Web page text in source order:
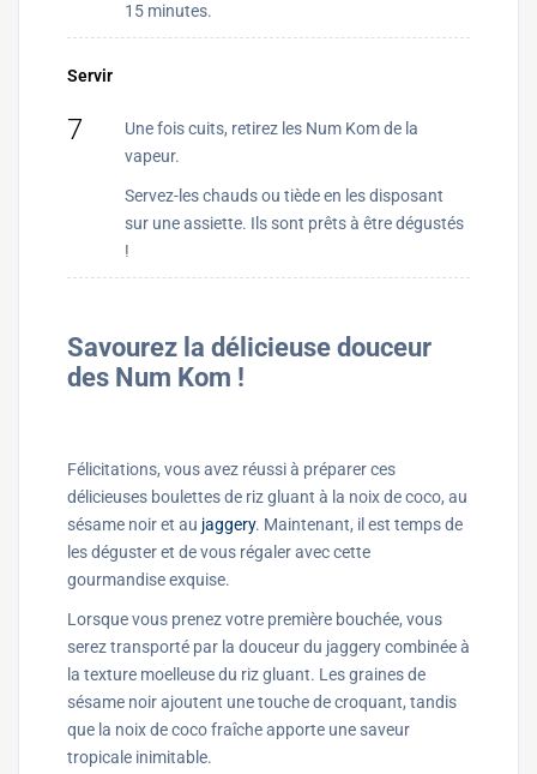
15 minutes.
Servir
7
Une fois cuits, retirez les Num Kom de la
vapeur.
Servez-les chauds ou tiède en les disposant
sur une assiette. Ils sont prêts à être dégustés
!
Savourez la délicieuse douceur
des Num Kom !
Félicitations, vous avez réussi à préparer ces
délicieuses boulettes de riz gluant à la noix de coco, au
sésame noir et au jaggery. Maintenant, il est temps de
les déguster et de vous régaler avec cette
gourmandise exquise.
Lorsque vous prenez votre première bouchée, vous
serez transporté par la douceur du jaggery combinée à
la texture moelleuse du riz gluant. Les graines de
sésame noir ajoutent une touche de croquant, tandis
que la noix de coco fraîche apporte une saveur
tropicale inimitable.